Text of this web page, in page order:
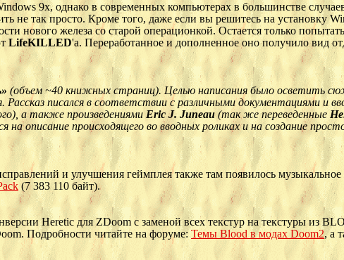
9x, однако в современных компьютерах в большинстве
не так просто. Кроме того, даже если вы решитесь на установку
нового железа со старой операционкой. Остается только
LifeKILLED'а. Переработанное и дополненное оно получило вид
(объем ~40 книжных страниц). Целью написания было осветить
писался в соответствии с различными документациями и
а также произведениями Eric J. Juneau (так же переведенные
описание происходящего во вводных роликах и на создание
и улучшения геймплея также там появилось
(7 383 110 байт).
Heretic для ZDoom с заменой всех текстур на текстуры из
Подробности читайте на форуме:Темы Blood в модах Doom2, а